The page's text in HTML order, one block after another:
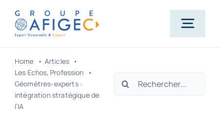
Passer
contenu
Qui-sommes-nous ?
Home
Articles
Les Echos Profession
Géomètres-experts :
intégration stratégique de
l’IA
Rechercher: